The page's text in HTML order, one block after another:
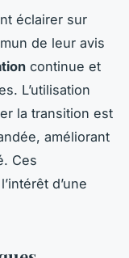
éclairer sur
de leur avis
continue et
L’utilisation
la transition est
améliorant
Ces
d’une